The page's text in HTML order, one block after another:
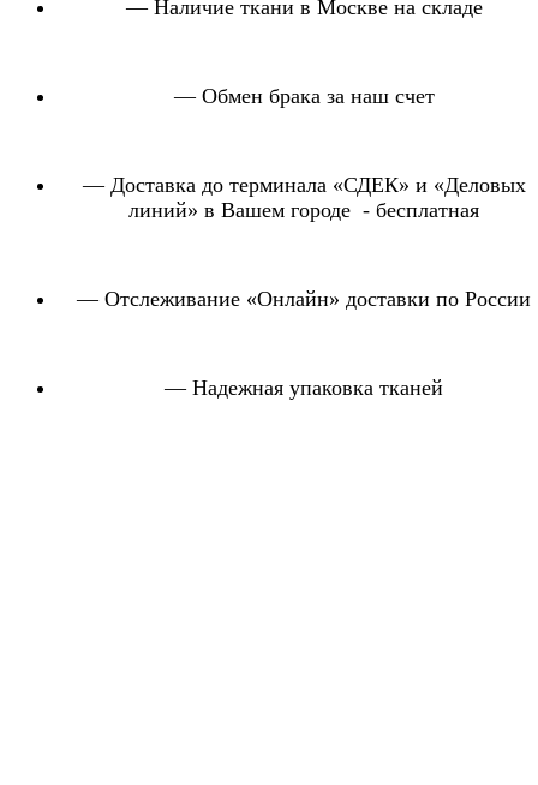
— Наличие ткани в Москве на складе
— Обмен брака за наш счет
— Доставка до терминала «СДЕК» и «Деловых
линий» в Вашем городе - бесплатная
— Отслеживание «Онлайн» доставки по России
— Надежная упаковка тканей